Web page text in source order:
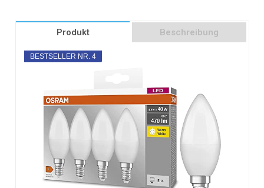
Produkt Beschreibung
BESTSELLER NR. 4